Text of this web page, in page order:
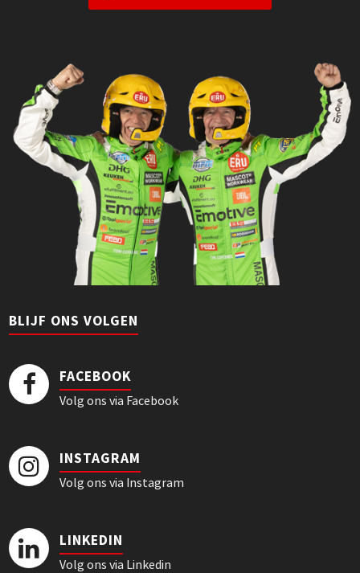
BLIJF ONS VOLGEN
FACEBOOK
Volg ons via Facebook
INSTAGRAM
Volg ons via Instagram
LINKEDIN
Volg ons via Linkedin